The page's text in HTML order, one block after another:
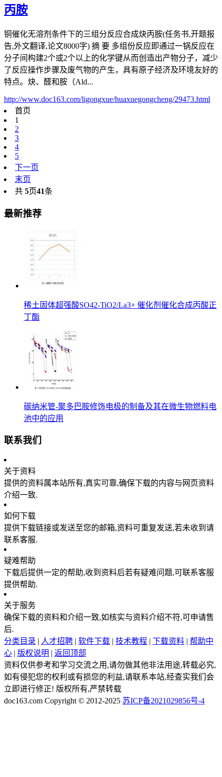
丙胺
铜催化无溶剂条件下的三组分反应合成炔丙胺(任务书,开题报
告,外文翻译,论文8000字) 摘 要 多组份反应即通过一锅反应在
分子间构建2个或2个以上的化学键从而创造出产物分子，减少
了反应操作步骤及废气物的产生，具有原子经济及环境友好的
特点。炔、醛和胺（Ald...
http://www.doc163.com/ligongxue/huaxuegongcheng/29473.html
首页
1
2
3
4
5
下一页
末页
共 5页41条
最新推荐
稀土固体超强酸SO42-TiO2/La3+ 催化剂催化合成丙酸正
丁酯
碳纳米管-聚多巴胺修饰电极的制备及其在微生物燃料电
池中的应用
联系我们
关于资料
提供的资料属本站所有,真实可靠,确保下载的内容与网页资料
介绍一致.
如何下载
提供下载链接或发送至您的邮箱,资料可重复发送,若未收到请
联系客服.
疑难帮助
下载后提供一定的帮助,收到资料后若有疑难问题,可联系客服
提供帮助.
关于服务
确保下载的资料和介绍一致,如核实与资料介绍不符,可申请售
后.
分类目录 | 人才招聘 | 软件下载 | 技术教程 | 下载资料 | 帮助中
心 | 版权说明 | 返回顶部
资料仅供参考和学习交流之用,请勿做其他非法用途,转载必究,
如有侵犯您的权利或有损您的利益,请联系本站,经查实我们会
立即进行修正! 版权所有,严禁转载
doc163.com Copyright © 2012-2025 苏ICP备2021029856号-4